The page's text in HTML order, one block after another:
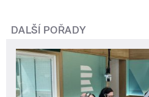
DALŠÍ POŘADY